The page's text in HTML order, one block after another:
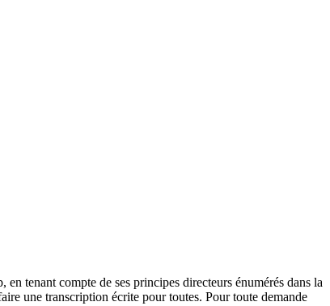
tenant compte de ses principes directeurs énumérés dans la
une transcription écrite pour toutes. Pour toute demande